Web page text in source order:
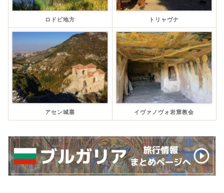
ロドピ地方 トリャヴナ
アセン城塞 イヴァノヴォ岩窟教会